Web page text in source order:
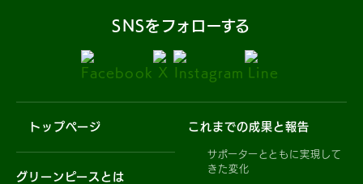
SNSをフォローする
トップページ
グリーンピースとは
これまでの成果と報告
サポーターとともに実現して
きた変化